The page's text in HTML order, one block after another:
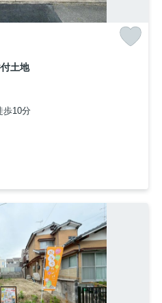
土地
歩10分